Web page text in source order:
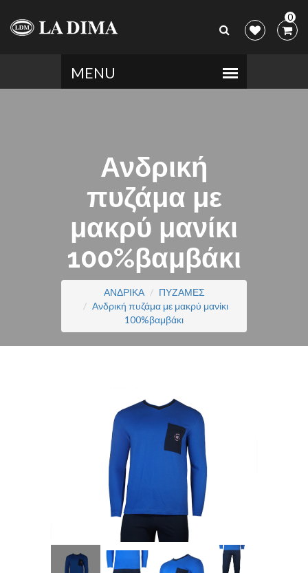
0
Ανδρική
πυζάμα με
μακρύ μανίκι
100%βαμβάκι
ΑΝΔΡΙΚΑ
ΠΥΖΑΜΕΣ
Ανδρική πυζάμα με μακρύ μανίκι
100%βαμβάκι